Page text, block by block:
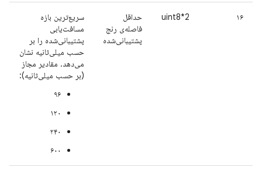
۱۶ uint8*2
حداقل
فاصله‌ی رنج
پشتیبانی‌شده
سریع‌ترین بازه
مسافت‌یابی
پشتیبانی‌شده را بر
حسب میلی‌ثانیه نشان
می‌دهد. مقادیر مجاز
(بر حسب میلی‌ثانیه):
۹۶
۱۲۰
۲۴۰
۶۰۰